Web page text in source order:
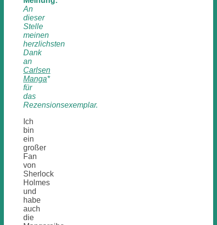
An
dieser
Stelle
meinen
herzlichsten
Dank
an
Carlsen
Manga*
für
das
Rezensionsexemplar.
Ich
bin
ein
großer
Fan
von
Sherlock
Holmes
und
habe
auch
die